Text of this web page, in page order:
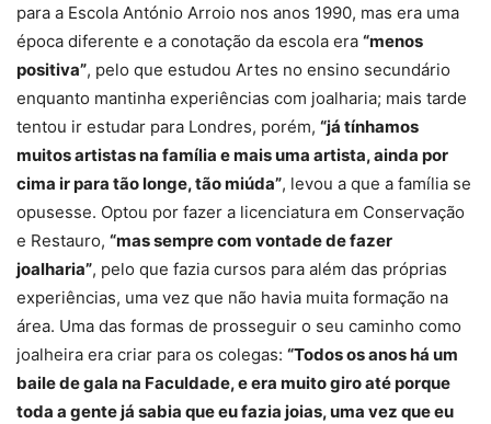
para a Escola António Arroio nos anos 1990, mas era uma
época diferente e a conotação da escola era “menos
positiva”, pelo que estudou Artes no ensino secundário
enquanto mantinha experiências com joalharia; mais tarde
tentou ir estudar para Londres, porém, “já tínhamos
muitos artistas na família e mais uma artista, ainda por
cima ir para tão longe, tão miúda”, levou a que a família se
opusesse. Optou por fazer a licenciatura em Conservação
e Restauro, “mas sempre com vontade de fazer
joalharia”, pelo que fazia cursos para além das próprias
experiências, uma vez que não havia muita formação na
área. Uma das formas de prosseguir o seu caminho como
joalheira era criar para os colegas: “Todos os anos há um
baile de gala na Faculdade, e era muito giro até porque
toda a gente já sabia que eu fazia joias, uma vez que eu